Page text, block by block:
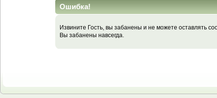
Ошибка!
Извините Гость, вы забанены и не можете оставлять
Вы забанены навсегда.